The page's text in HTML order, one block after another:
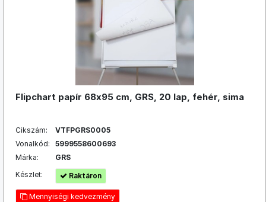
Flipchart papír 68x95 cm, GRS, 20 lap, fehér, sima
Cikszám:
VTFPGRS0005
Vonalkód:
5999558600693
Márka:
GRS
Készlet:
Raktáron
Mennyiségi kedvezmény